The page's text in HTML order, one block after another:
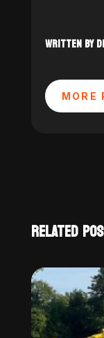
WRITTEN BY
MORE
RELATED